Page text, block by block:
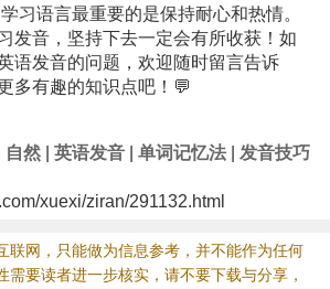
习语言最重要的是保持耐心和热情。
发音，坚持下去一定会有所收获！如
语发音的问题，欢迎随时留言告诉
多有趣的知识点吧！💬
自然| 英语发音| 单词记忆法| 发音技巧
xuexi/ziran/291132.html
联网，只能做为信息参考，并不能作为任何
需要读者进一步核实，请不要下载与分享，